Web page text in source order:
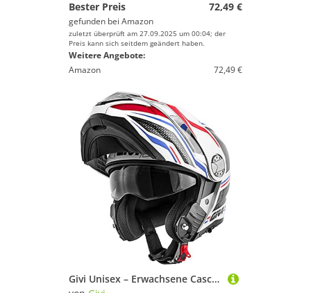
Bester Preis 72,49 €
gefunden bei Amazon
zuletzt überprüft am 27.09.2025 um 00:04; der
Preis kann sich seitdem geändert haben.
Weitere Angebote:
Amazon
72,49 €
Givi Unisex – Erwachsene Casco HX33FLYBE56, schwarz/orange, S